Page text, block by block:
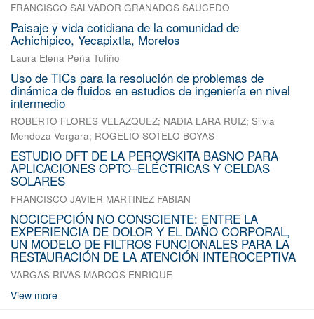
FRANCISCO SALVADOR GRANADOS SAUCEDO
Paisaje y vida cotidiana de la comunidad de
Achichipico, Yecapixtla, Morelos
Laura Elena Peña Tufiño
Uso de TICs para la resolución de problemas de
dinámica de fluidos en estudios de ingeniería en nivel
intermedio
ROBERTO FLORES VELAZQUEZ; NADIA LARA RUIZ; Silvia
Mendoza Vergara; ROGELIO SOTELO BOYAS
ESTUDIO DFT DE LA PEROVSKITA BASNO PARA
APLICACIONES OPTO–ELÉCTRICAS Y CELDAS
SOLARES
FRANCISCO JAVIER MARTINEZ FABIAN
NOCICEPCIÓN NO CONSCIENTE: ENTRE LA
EXPERIENCIA DE DOLOR Y EL DAÑO CORPORAL,
UN MODELO DE FILTROS FUNCIONALES PARA LA
RESTAURACIÓN DE LA ATENCIÓN INTEROCEPTIVA
VARGAS RIVAS MARCOS ENRIQUE
View more